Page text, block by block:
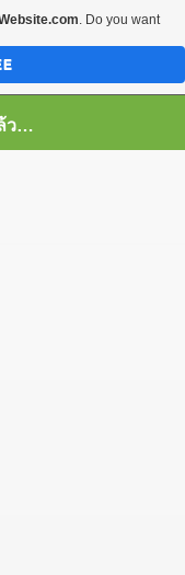
หนังดี หนังมันส์ คัดแล้ว เพื่อคุณ
. Do you want